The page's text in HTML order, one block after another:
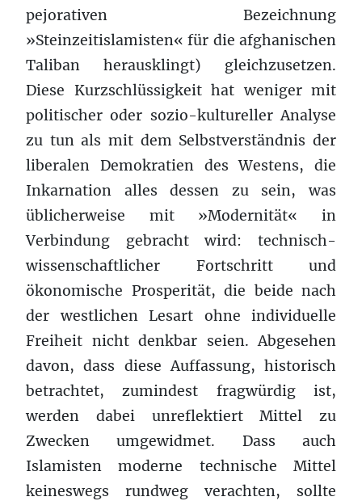
pejorativen Bezeichnung
»Steinzeitislamisten« für die afghanischen
Taliban herausklingt) gleichzusetzen.
Diese Kurzschlüssigkeit hat weniger mit
politischer oder sozio-kultureller Analyse
zu tun als mit dem Selbstverständnis der
liberalen Demokratien des Westens, die
Inkarnation alles dessen zu sein, was
üblicherweise mit »Modernität« in
Verbindung gebracht wird: technisch-
wissenschaftlicher Fortschritt und
ökonomische Prosperität, die beide nach
der westlichen Lesart ohne individuelle
Freiheit nicht denkbar seien. Abgesehen
davon, dass diese Auffassung, historisch
betrachtet, zumindest fragwürdig ist,
werden dabei unreflektiert Mittel zu
Zwecken umgewidmet. Dass auch
Islamisten moderne technische Mittel
keineswegs rundweg verachten, sollte